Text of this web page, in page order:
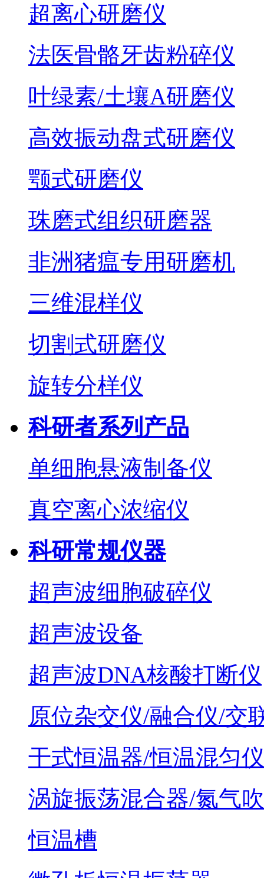
超离心研磨仪
法医骨骼牙齿粉碎仪
叶绿素/土壤A研磨仪
高效振动盘式研磨仪
颚式研磨仪
珠磨式组织研磨器
非洲猪瘟专用研磨机
三维混样仪
切割式研磨仪
旋转分样仪
科研者系列产品
单细胞悬液制备仪
真空离心浓缩仪
科研常规仪器
超声波细胞破碎仪
超声波设备
超声波DNA核酸打断仪
原位杂交仪/融合仪/交
干式恒温器/恒温混匀仪
涡旋振荡混合器/氮气
恒温槽